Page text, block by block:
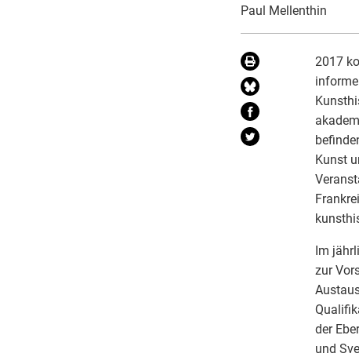
Paul Mellenthin
2017
Kunst
Im
zur
der
und